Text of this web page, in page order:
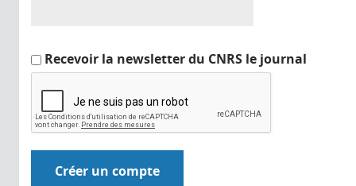
Recevoir la newsletter du CNRS le journal